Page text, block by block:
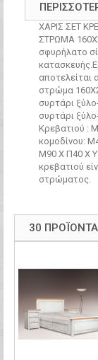
ΧΑΡΙΣ ΣΕΤ
ΣΤΡΩΜΑ
σφυρήλατο
αποτελείται
στρώμα
συρτάρι
συρτάρι
Κρεβατιού :
κομοδίνου:
Μ90 Χ Π40 Χ
κρεβατιού
στρώματος.
30